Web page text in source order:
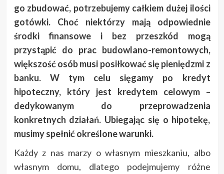
go zbudować, potrzebujemy całkiem dużej ilości
gotówki. Choć niektórzy mają odpowiednie
środki finansowe i bez przeszkód mogą
przystąpić do prac budowlano-remontowych,
większość osób musi posiłkować się pieniędzmi z
banku. W tym celu sięgamy po kredyt
hipoteczny, który jest kredytem celowym –
dedykowanym do przeprowadzenia
konkretnych działań. Ubiegając się o hipotekę,
musimy spełnić określone warunki.
Każdy z nas marzy o własnym mieszkaniu, albo
własnym domu, dlatego podejmujemy różne